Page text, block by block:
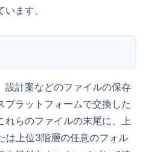
ます。
プラットフォームで交換した
れらのファイルの末尾に、上
は上位3階層の任意のフォル